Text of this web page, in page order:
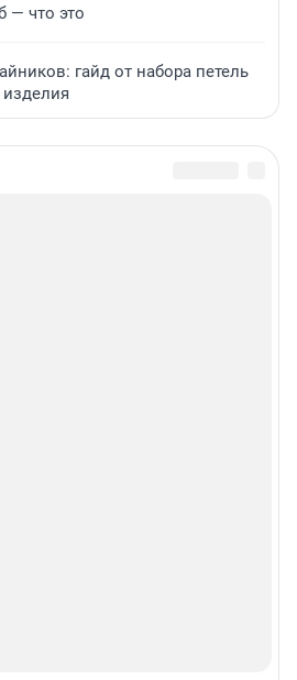
— что это
гайд от набора петель
изделия